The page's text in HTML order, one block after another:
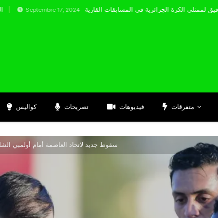
17, 2024
كواليس تصريحات فيديوهات متفرقات
سقوط جديد لاتحاد العاصمة أمام أولمبي